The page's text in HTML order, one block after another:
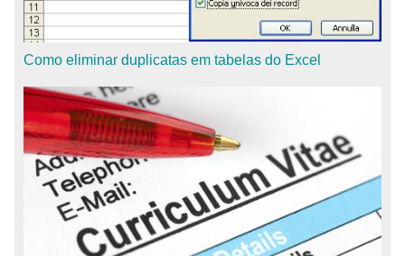
Como eliminar duplicatas em tabelas do Excel